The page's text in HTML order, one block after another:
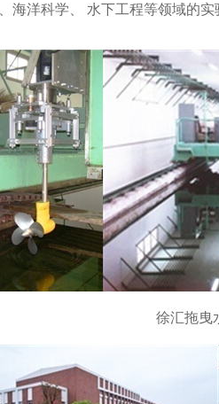
洋科学、 水下工程等领域的实
徐汇拖曳